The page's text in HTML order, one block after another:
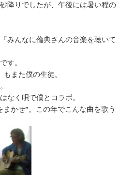
降りでしたが、午後には暑い程の
みんなに倫典さんの音楽を聴いて
す。
また僕の生徒。
なく唄で僕とコラボ。
かせ”。この年でこんな曲を歌う